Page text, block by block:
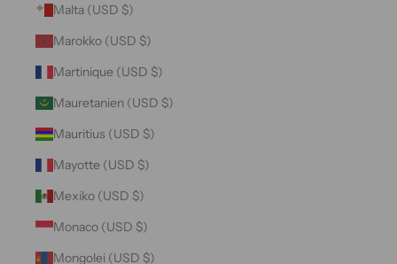
Malta (USD $)
Marokko (USD $)
Martinique (USD $)
Mauretanien (USD $)
Mauritius (USD $)
Mayotte (USD $)
Mexiko (USD $)
Monaco (USD $)
Mongolei (USD $)